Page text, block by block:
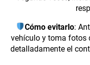
Cómo evitarlo:
vehículo y toma fotos
detalladamente el